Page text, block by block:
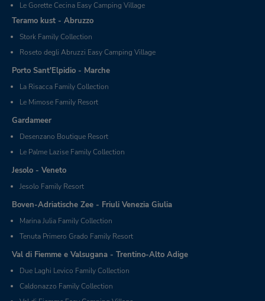
Le Gorette Cecina Easy Camping Village
Teramo kust - Abruzzo
Stork Family Collection
Roseto degli Abruzzi Easy Camping Village
Porto Sant'Elpidio - Marche
La Risacca Family Collection
Le Mimose Family Resort
Gardameer
Desenzano Boutique Resort
Le Palme Lazise Family Collection
Jesolo - Veneto
Jesolo Family Resort
Boven-Adriatische Zee - Friuli Venezia Giulia
Marina Julia Family Collection
Tenuta Primero Grado Family Resort
Val di Fiemme e Valsugana - Trentino-Alto Adige
Due Laghi Levico Family Collection
Caldonazzo Family Collection